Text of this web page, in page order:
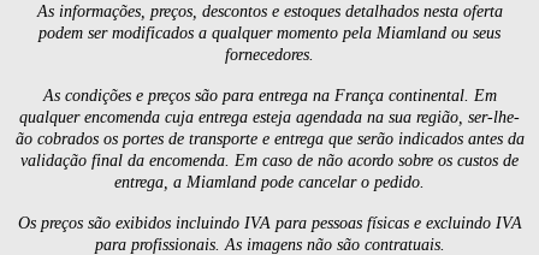
As informações, preços, descontos e estoques detalhados nesta oferta
podem ser modificados a qualquer momento pela Miamland ou seus
fornecedores.
As condições e preços são para entrega na França continental. Em
qualquer encomenda cuja entrega esteja agendada na sua região, ser-lhe-
ão cobrados os portes de transporte e entrega que serão indicados antes da
validação final da encomenda. Em caso de não acordo sobre os custos de
entrega, a Miamland pode cancelar o pedido.
Os preços são exibidos incluindo IVA para pessoas físicas e excluindo IVA
para profissionais. As imagens não são contratuais.